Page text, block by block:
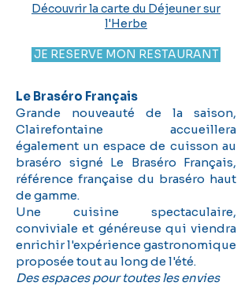
Découvrir la carte du Déjeuner sur
l'Herbe
JE RESERVE MON RESTAURANT
Le Braséro Français
Grande nouveauté de la saison,
Clairefontaine accueillera
également un espace de cuisson au
braséro signé Le Braséro Français,
référence française du braséro haut
de gamme.
Une cuisine spectaculaire,
conviviale et généreuse qui viendra
enrichir l'expérience gastronomique
proposée tout au long de l'été.
Des espaces pour toutes les envies